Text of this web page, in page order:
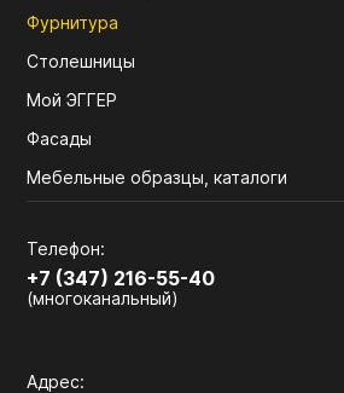
Фурнитура
Столешницы
Мой ЭГГЕР
Фасады
Мебельные образцы, каталоги
Телефон:
+7 (347) 216-55-40
(многоканальный)
Адрес: